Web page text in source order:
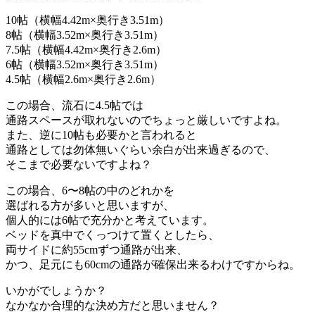
10帖（横幅4.42m×奥行き3.51m）
8帖（横幅3.52m×奥行き3.51m）
7.5帖（横幅4.42m×奥行き2.6m）
6帖（横幅3.52m×奥行き3.51m）
4.5帖（横幅2.6m×奥行き2.6m）
この場合、流石に4.5帖では
通路スペースが取れないのでちょっと厳しいですよね。
また、逆に10帖も必要かと言われると
通路としては勿体無いぐらい余白が出来過ぎるので、
そこまで必要ないですよね？
この場合、6〜8帖の中のどれかを
選ばれる方が多いと思いますが、
個人的には6帖で充分かと考えています。
ベッドを真中でくっつけて置くとしたら、
両サイドに約55cmずつ通路が出来、
かつ、足元にも60cmの通路が確保出来るわけですからね。
いかがでしょうか？
なかなか合理的な決め方だと思いません？